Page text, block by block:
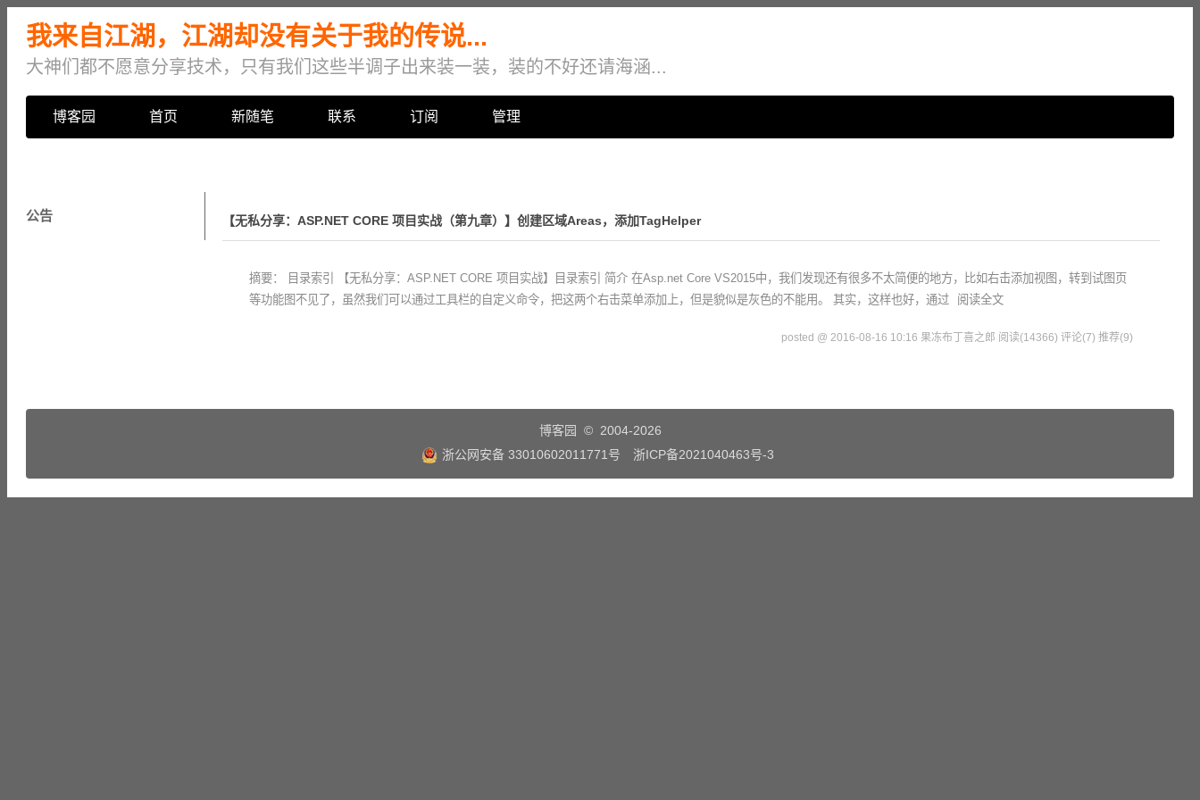
我来自江湖，江湖却没有关于我的传说...
大神们都不愿意分享技术，只有我们这些半调子出来装一装，装的不好还请海涵...
博客园 首页 新随笔 联系 订阅 管理
【无私分享：ASP.NET CORE 项目实战（第九章）】创建区域Areas，添加TagHelper
摘要： 目录索引 【无私分享：ASP.NET CORE 项目实战】目录索引 简介 在Asp.net Core VS2015中，我们发现还有很多不太简便的地方，比如右击添加视图，转到试图页
等功能图不见了，虽然我们可以通过工具栏的自定义命令，把这两个右击菜单添加上，但是貌似是灰色的不能用。 其实，这样也好，通过
阅读全文
posted @ 2016-08-16 10:16 果冻布丁喜之郎 阅读(14366) 评论(7) 推荐(9)
公告
博客园
© 2004-2026
浙公网安备 33010602011771号
浙ICP备2021040463号-3